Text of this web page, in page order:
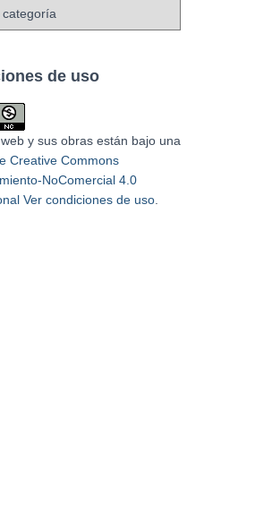
de uso
y sus obras están bajo una
Creative Commons
NoComercial 4.0
Ver condiciones de uso.